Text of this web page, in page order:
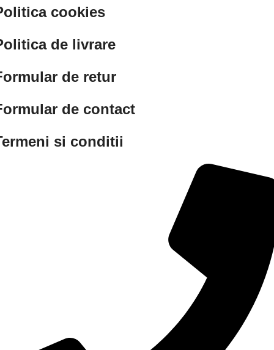
cookies
de livrare
de retur
de contact
si conditii